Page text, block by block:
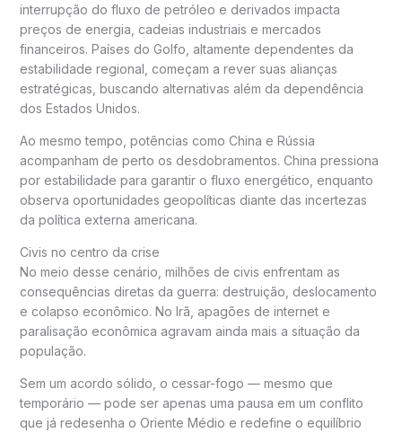
interrupção do fluxo de petróleo e derivados impacta
preços de energia, cadeias industriais e mercados
financeiros. Países do Golfo, altamente dependentes da
estabilidade regional, começam a rever suas alianças
estratégicas, buscando alternativas além da dependência
dos Estados Unidos.
Ao mesmo tempo, potências como China e Rússia
acompanham de perto os desdobramentos. China pressiona
por estabilidade para garantir o fluxo energético, enquanto
observa oportunidades geopolíticas diante das incertezas
da política externa americana.
Civis no centro da crise
No meio desse cenário, milhões de civis enfrentam as
consequências diretas da guerra: destruição, deslocamento
e colapso econômico. No Irã, apagões de internet e
paralisação econômica agravam ainda mais a situação da
população.
Sem um acordo sólido, o cessar-fogo — mesmo que
temporário — pode ser apenas uma pausa em um conflito
que já redesenha o Oriente Médio e redefine o equilíbrio